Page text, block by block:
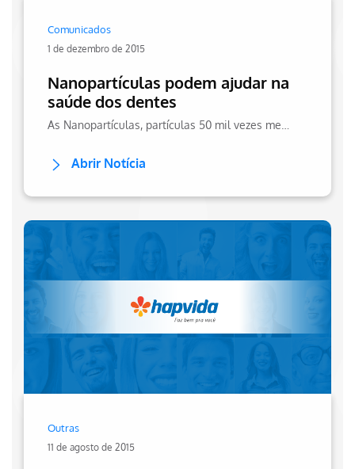
Comunicados
1 de dezembro de 2015
Nanopartículas podem ajudar na
saúde dos dentes
As Nanopartículas, partículas 50 mil vezes menores do que a espessura de um fio de cabelo, tem ação bactericida e podem ajudar na saúde bucal. Saiba mais!
Abrir Notícia
Outras
11 de agosto de 2015